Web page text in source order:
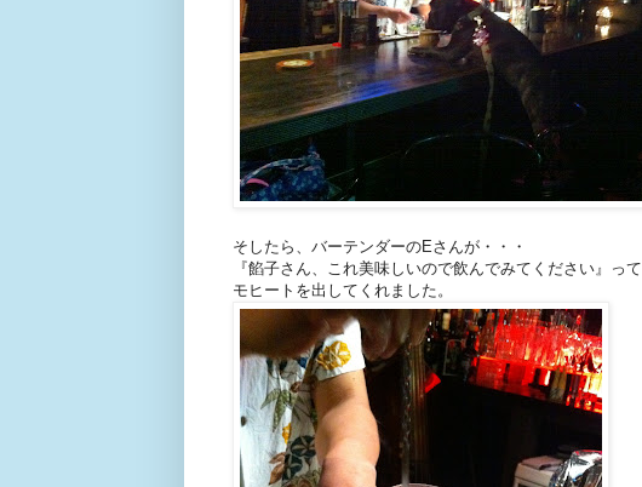
そしたら、バーテンダーのEさんが・・・
『餡子さん、これ美味しいので飲んでみてください』って
モヒートを出してくれました。